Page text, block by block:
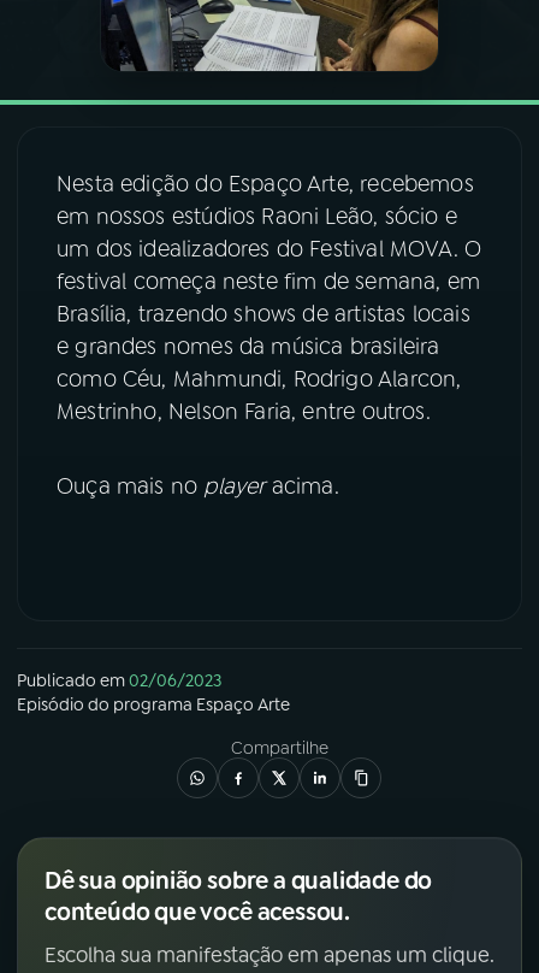
VIDEOCASTS
FESTIVAL DE MÚSICA
ACOMPANHE A RÁDIO NACIONAL
YouTube Facebook
Instagram X
TikTok
Nesta edição do Espaço Arte, recebemos
em nossos estúdios Raoni Leão, sócio e
um dos idealizadores do Festival MOVA. O
festival começa neste fim de semana, em
Brasília, trazendo shows de artistas locais
e grandes nomes da música brasileira
como Céu, Mahmundi, Rodrigo Alarcon,
Mestrinho, Nelson Faria, entre outros.
Ouça mais no playeracima.
Publicado em02/06/2023
Episódio do programa Espaço Arte
Compartilhe
Dê sua opinião sobre a qualidade do
conteúdo que você acessou.
Escolha sua manifestação em apenas um clique.